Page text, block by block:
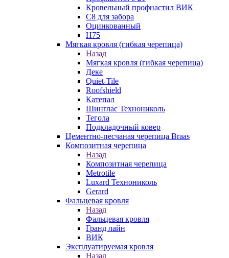
Кровельный профнастил ВИК
С8 для забора
Оцинкованный
Н75
Мягкая кровля (гибкая черепица)
Назад
Мягкая кровля (гибкая черепица)
Деке
Quiet-Tile
Roofshield
Катепал
Шинглас Технониколь
Тегола
Подкладочный ковер
Цементно-песчаная черепица Braas
Композитная черепица
Назад
Композитная черепица
Metrotile
Luxard Технониколь
Gerard
Фальцевая кровля
Назад
Фальцевая кровля
Гранд лайн
ВИК
Эксплуатируемая кровля
Назад